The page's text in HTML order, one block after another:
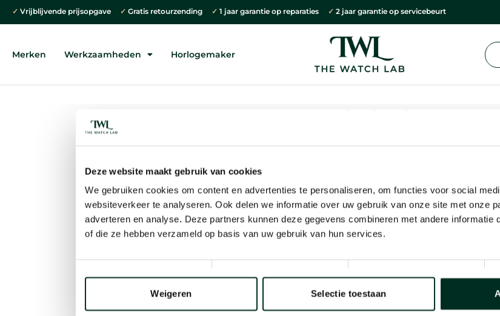
✓ Vrijblijvende prijsopgave ✓ Gratis retourzending ✓ 1 jaar garantie op reparaties ✓ 2 jaar garantie op servicebeurt
Merken Werkzaamheden Horlogemaker